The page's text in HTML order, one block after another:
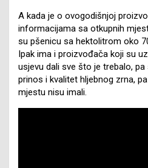
A kada je o ovogodišnjoj
informacijama sa otkupnih
su pšenicu sa hektolitrom oko
Ipak ima i proizvođača koji su
usjevu dali sve što je trebalo,
prinos i kvalitet hljebnog zrna,
mjestu nisu imali.